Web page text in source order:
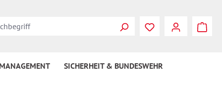
SICHERHEIT & BUNDESWEHR